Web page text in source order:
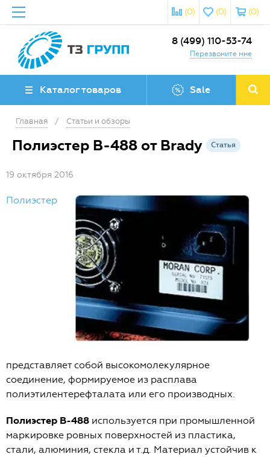
(0)
(0)
(0)
8 (499) 110-53-74
Перезвоните мне
Каталог товаров Sale
Главная / Статьи и обзоры
Полиэстер B-488 от Brady Статья
19 октября 2016
Полиэстер
представляет собой высокомолекулярное
соединение, формируемое из расплава
полиэтилентерефталата или его производных.
Полиэстер В-488 используется при промышленной
маркировке ровных поверхностей из пластика,
стали, алюминия, стекла и т.д. Материал устойчив к